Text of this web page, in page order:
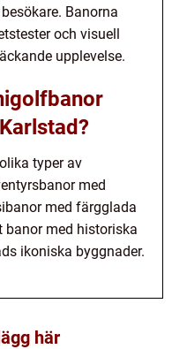
Banorna
och visuell
upplevelse.
typer av
med
med färgglada
banor med historiska
ikoniska byggnader.
här